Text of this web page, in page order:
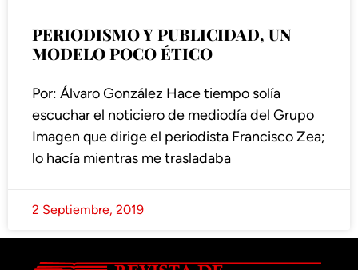
PERIODISMO Y PUBLICIDAD, UN
MODELO POCO ÉTICO
Por: Álvaro González Hace tiempo solía
escuchar el noticiero de mediodía del Grupo
Imagen que dirige el periodista Francisco Zea;
lo hacía mientras me trasladaba
2 Septiembre, 2019